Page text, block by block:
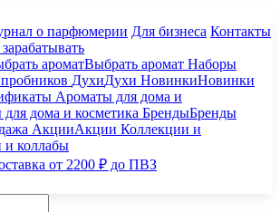
о парфюмерии Для бизнеса Контакты
ароматВыбрать аромат Наборы
ДухиДухи НовинкиНовинки
Ароматы для дома и
дома и косметика БрендыБренды
АкцииАкции Коллекции и
и коллабы
от 2200 ₽ до ПВЗ